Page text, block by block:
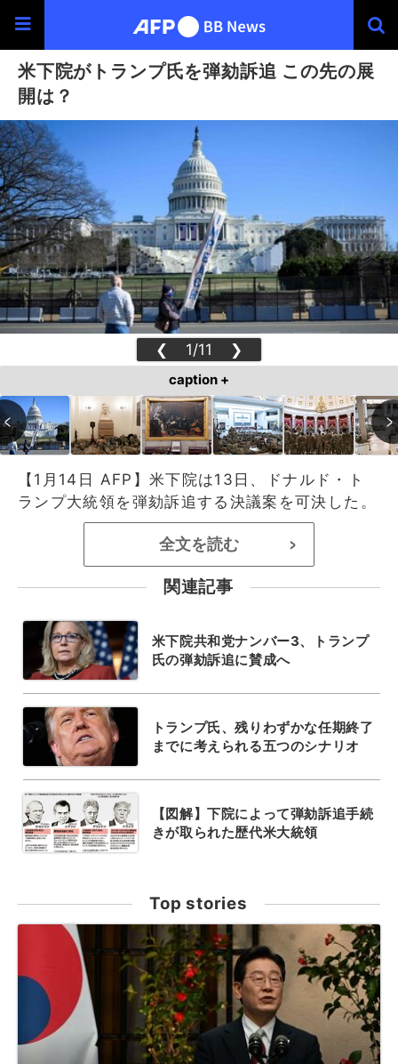
米下院がトランプ氏を弾劾訴追 この先の展
開は？
❮ 1/11 ❯
caption +
【1月14日 AFP】米下院は13日、ドナルド・ト
ランプ大統領を弾劾訴追する決議案を可決した。
全文を読む >
関連記事
米下院共和党ナンバー3、トランプ
氏の弾劾訴追に賛成へ
トランプ氏、残りわずかな任期終了
までに考えられる五つのシナリオ
【図解】下院によって弾劾訴追手続
きが取られた歴代米大統領
Top stories